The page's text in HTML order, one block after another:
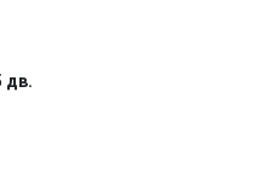
дв.